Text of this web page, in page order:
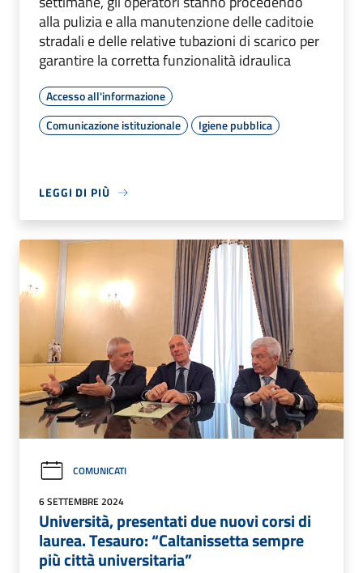
alla pulizia e alla manutenzione delle caditoie
stradali e delle relative tubazioni di scarico per
garantire la corretta funzionalità idraulica
Accesso all'informazione
Comunicazione istituzionale
Igiene pubblica
LEGGI DI PIÙ
COMUNICATI
6 SETTEMBRE 2024
Università, presentati due nuovi corsi di
laurea. Tesauro: “Caltanissetta sempre
più città universitaria”